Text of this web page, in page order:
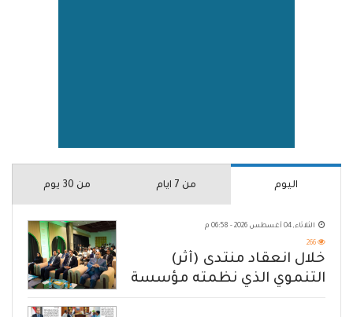
اليوم من 7 ايام من 30 يوم
الثلاثاء, 04 أغسطس 2026 - 06:58 م
266
خلال انعقاد منتدى (أثر)
التنموي الذي نظمته مؤسسة
حضرموت